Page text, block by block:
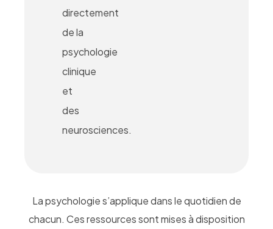
directement
de la
psychologie
clinique
et
des
neurosciences.
La psychologie s’applique dans le quotidien de
chacun. Ces ressources sont mises à disposition